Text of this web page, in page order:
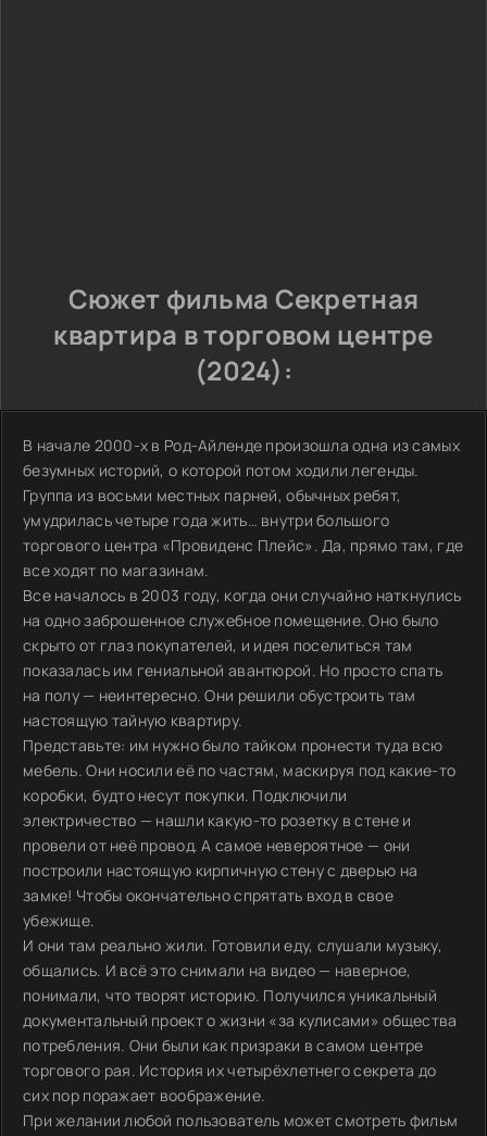
Сюжет фильма Секретная
квартира в торговом центре
(2024):
В начале 2000-х в Род-Айленде произошла одна из самых
безумных историй, о которой потом ходили легенды.
Группа из восьми местных парней, обычных ребят,
умудрилась четыре года жить… внутри большого
торгового центра «Провиденс Плейс». Да, прямо там, где
все ходят по магазинам.
Все началось в 2003 году, когда они случайно наткнулись
на одно заброшенное служебное помещение. Оно было
скрыто от глаз покупателей, и идея поселиться там
показалась им гениальной авантюрой. Но просто спать
на полу — неинтересно. Они решили обустроить там
настоящую тайную квартиру.
Представьте: им нужно было тайком пронести туда всю
мебель. Они носили её по частям, маскируя под какие-то
коробки, будто несут покупки. Подключили
электричество — нашли какую-то розетку в стене и
провели от неё провод. А самое невероятное — они
построили настоящую кирпичную стену с дверью на
замке! Чтобы окончательно спрятать вход в свое
убежище.
И они там реально жили. Готовили еду, слушали музыку,
общались. И всё это снимали на видео — наверное,
понимали, что творят историю. Получился уникальный
документальный проект о жизни «за кулисами» общества
потребления. Они были как призраки в самом центре
торгового рая. История их четырёхлетнего секрета до
сих пор поражает воображение.
При желании любой пользователь может смотреть фильм